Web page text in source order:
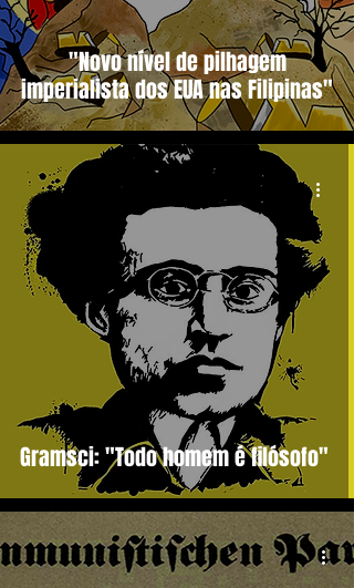
"Novo nível de pilhagem
imperialista dos EUA nas Filipinas"
Gramsci: "Todo homem é filósofo"